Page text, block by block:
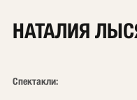
НАТАЛИЯ
Cпектакли: